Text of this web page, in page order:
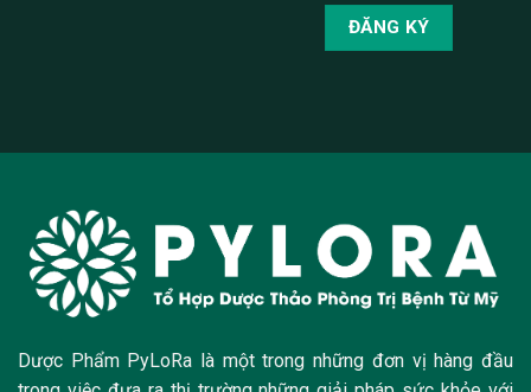
Dược Phẩm PyLoRa là một trong những đơn vị hàng đầu